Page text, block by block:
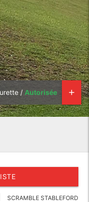
/ Autorisée add
SCRAMBLE STABLEFORD